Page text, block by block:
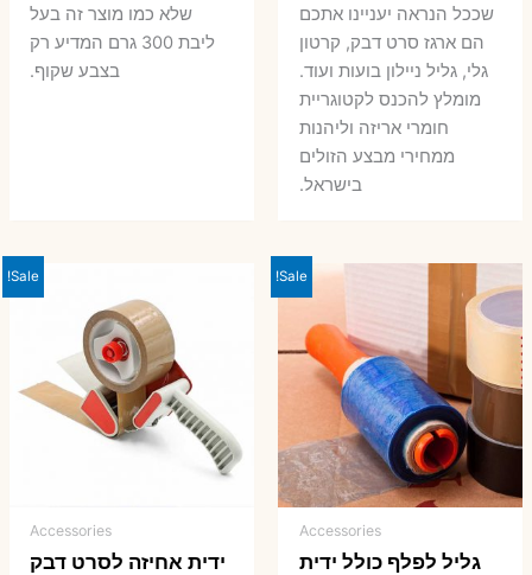
שככל הנראה יעניינו אתכם
הם ארגז סרט דבק, קרטון
גלי, גליל ניילון בועות ועוד.
מומלץ להכנס לקטוגריית
חומרי אריזה וליהנות
ממחירי מבצע הזולים
בישראל.
שלא כמו מוצר זה בעל
ליבת 300 גרם המדיע רק
בצבע שקוף.
Sale!
Accessories
גליל לפלף כולל ידית
Sale!
Accessories
ידית אחיזה לסרט דבק